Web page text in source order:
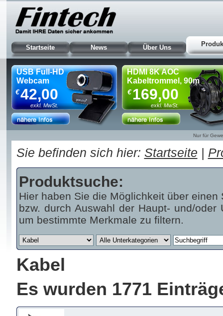
Startseite News Über Uns
USB Full-HD
Webcam
42,00
€
exkl. MwSt.
HDMI 8K AOC
Kabeltrommel, 90m
169,00
€
exkl. MwSt.
Nur für
Sie befinden sich hier: Startseite |
Produktsuche:
Hier haben Sie die Möglichkeit über
bzw. durch Auswahl der Haupt- und/
um bestimmte Merkmale zu filtern.
Kabel
Es wurden 1771